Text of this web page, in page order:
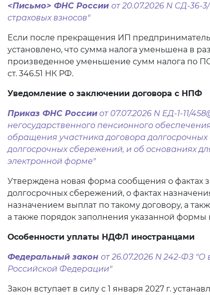
<Письмо> ФНС России от 20.07.2026 N СД-
страховых взносов"
Если после прекращения ИП
установлено, что сумма налога уменьшена в
произведенное уменьшение сумм налога по
ст. 346.51 НК РФ.
Уведомление о заключении договора с НПФ
Приказ ФНС России от 07.07.2026 N ЕД-1-11/
негосударственного пенсионного
обращения участника договора
долгосрочных сбережений, и об основаниях
электронной форме"
Утверждена новая форма сообщения о фактах
долгосрочных сбережений, о фактах
назначением выплат по такому договору, а
а также порядок заполнения указанной
Особенности уплаты НДФЛ иностранцами
Федеральный закон от 26.07.2026 N 242-ФЗ "О
Российской Федерации"
Закон вступает в силу с 1 января 2027 г.